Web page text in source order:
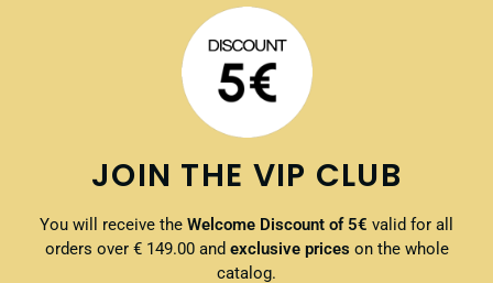
JOIN THE VIP CLUB
You will receive the Welcome Discount of 5€ valid for all
orders over € 149.00 and exclusive prices on the whole
catalog.